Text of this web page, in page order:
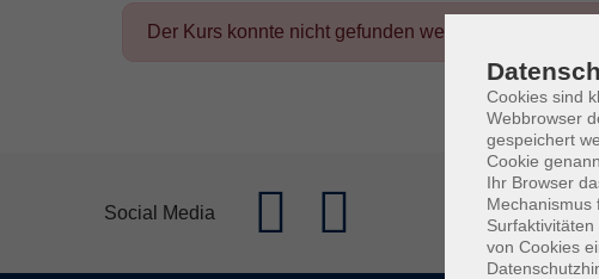
Der Kurs konnte nicht gefunden werden.
Social Media
Cookies sind
Webbrowser
gespeichert
Cookie
Ihr Browser
Mechanismus
von Cookies